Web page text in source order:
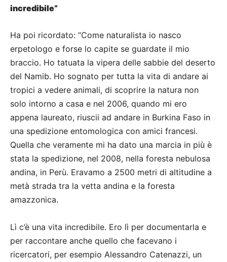
incredibile”
Ha poi ricordato: “Come naturalista io nasco
erpetologo e forse lo capite se guardate il mio
braccio. Ho tatuata la vipera delle sabbie del deserto
del Namib. Ho sognato per tutta la vita di andare ai
tropici a vedere animali, di scoprire la natura non
solo intorno a casa e nel 2006, quando mi ero
appena laureato, riuscii ad andare in Burkina Faso in
una spedizione entomologica con amici francesi.
Quella che veramente mi ha dato una marcia in più è
stata la spedizione, nel 2008, nella foresta nebulosa
andina, in Perù. Eravamo a 2500 metri di altitudine a
metà strada tra la vetta andina e la foresta
amazzonica.
Lì c’è una vita incredibile. Ero lì per documentarla e
per raccontare anche quello che facevano i
ricercatori, per esempio Alessandro Catenazzi, un